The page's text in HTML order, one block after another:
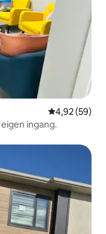
Gemiddelde
4,92 (59)
ingang.